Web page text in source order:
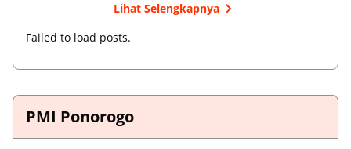
Lihat Selengkapnya
Failed to load posts.
PMI Ponorogo